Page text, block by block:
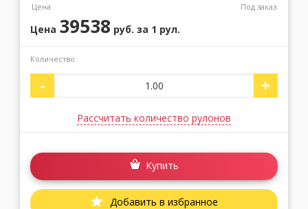
Цена Под заказ
Цена 39538 руб. за 1 рул.
Количество:
- +
Рассчитать количество рулонов
Купить
Добавить в избранное